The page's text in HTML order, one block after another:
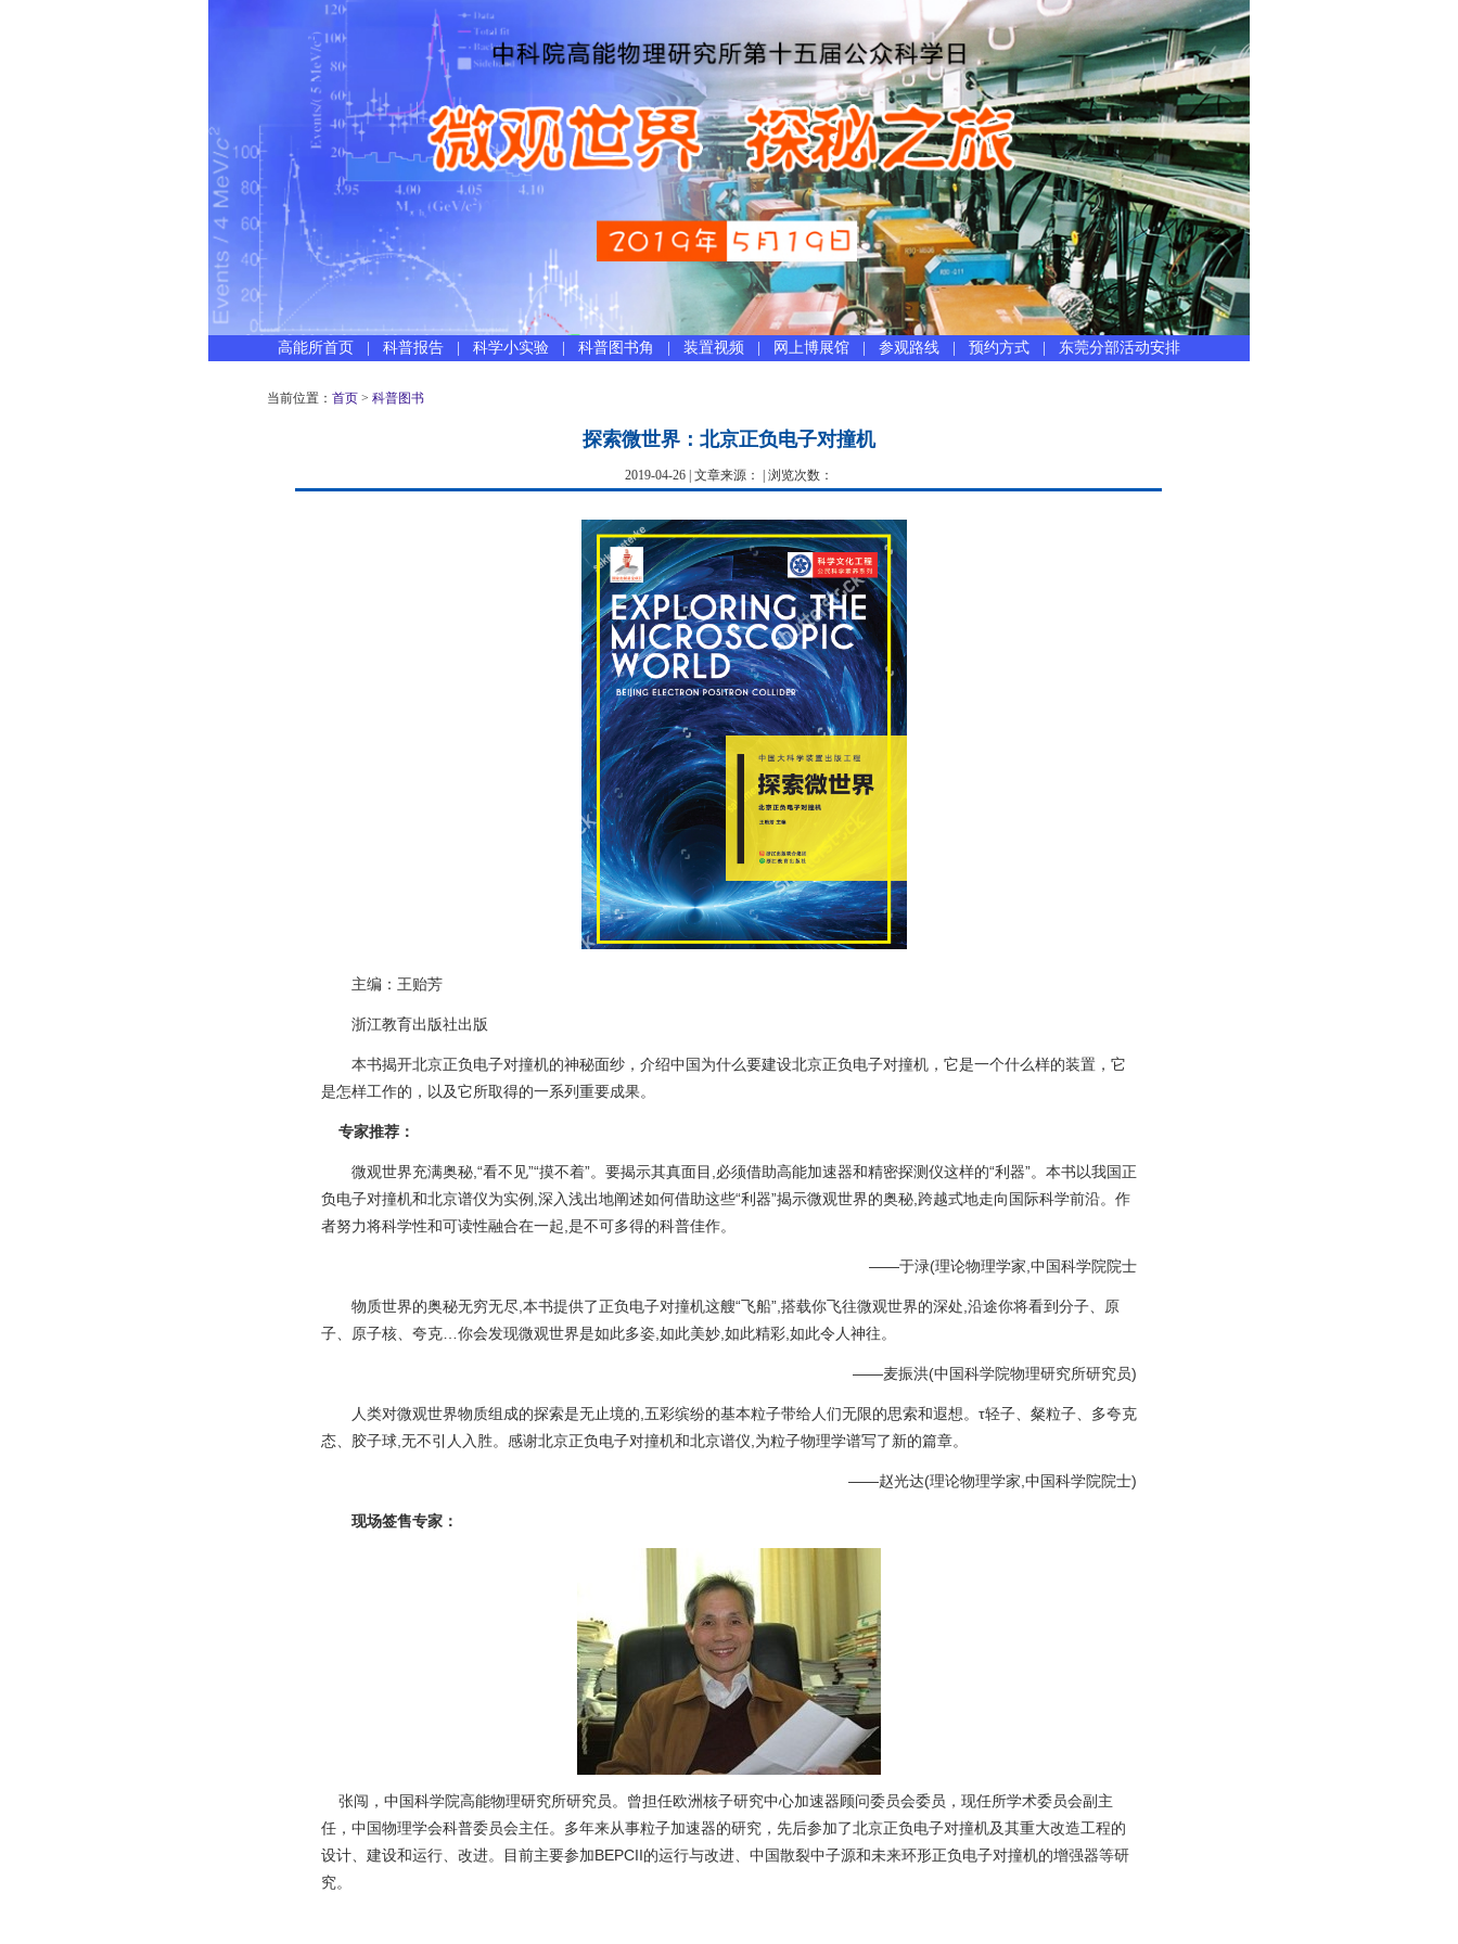
高能所首页 科普报告 科学小实验 科普图书角 装置视频 网上博展馆 参观路线 预约方式 东莞分部活动安排
当前位置： 首页 > 科普图书
探索微世界：北京正负电子对撞机
2019-04-26 | 文章来源： | 浏览次数：
主编：王贻芳
浙江教育出版社出版
本书揭开北京正负电子对撞机的神秘面纱，介绍中国为什么要建设北京正负电子对撞机，它是一个什么样的装置，它
是怎样工作的，以及它所取得的一系列重要成果。
专家推荐：
微观世界充满奥秘,“看不见”“摸不着”。要揭示其真面目,必须借助高能加速器和精密探测仪这样的“利器”。本书以我国正
负电子对撞机和北京谱仪为实例,深入浅出地阐述如何借助这些“利器”揭示微观世界的奥秘,跨越式地走向国际科学前沿。作
者努力将科学性和可读性融合在一起,是不可多得的科普佳作。
——于渌(理论物理学家,中国科学院院士
物质世界的奥秘无穷无尽,本书提供了正负电子对撞机这艘“飞船”,搭载你飞往微观世界的深处,沿途你将看到分子、原
子、原子核、夸克…你会发现微观世界是如此多姿,如此美妙,如此精彩,如此令人神往。
——麦振洪(中国科学院物理研究所研究员)
人类对微观世界物质组成的探索是无止境的,五彩缤纷的基本粒子带给人们无限的思索和遐想。τ轻子、粲粒子、多夸克
态、胶子球,无不引人入胜。感谢北京正负电子对撞机和北京谱仪,为粒子物理学谱写了新的篇章。
——赵光达(理论物理学家,中国科学院院士)
现场签售专家：
张闯，中国科学院高能物理研究所研究员。曾担任欧洲核子研究中心加速器顾问委员会委员，现任所学术委员会副主
任，中国物理学会科普委员会主任。多年来从事粒子加速器的研究，先后参加了北京正负电子对撞机及其重大改造工程的
设计、建设和运行、改进。目前主要参加BEPCII的运行与改进、中国散裂中子源和未来环形正负电子对撞机的增强器等研
究。